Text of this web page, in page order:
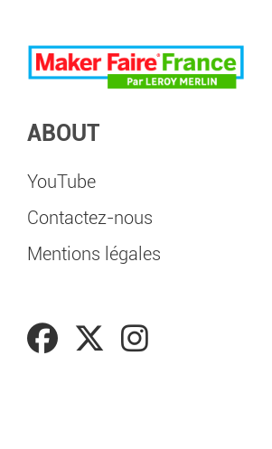
ABOUT
YouTube
Contactez-nous
Mentions légales